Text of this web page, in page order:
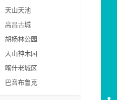
天山天池
高昌古城
胡杨林公园
天山神木园
喀什老城区
巴音布鲁克